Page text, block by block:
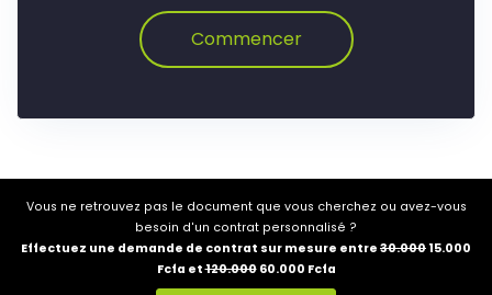
Commencer
Vous ne retrouvez pas le document que vous cherchez ou avez-vous
besoin d'un contrat personnalisé ?
Effectuez une demande de contrat sur mesure entre 30.000 15.000
Fcfa et120.00060.000 Fcfa